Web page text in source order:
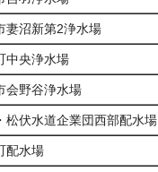
妻沼新第2浄水場
中央浄水場
会野谷浄水場
松伏水道企業団西部配水場
配水場